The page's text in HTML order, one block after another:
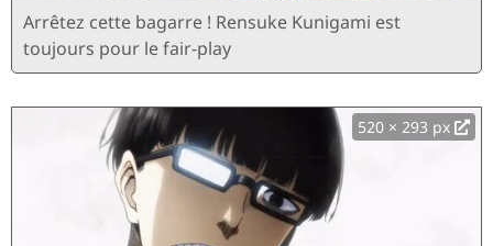
Arrêtez cette bagarre ! Rensuke Kunigami est
toujours pour le fair-play
520 × 293 px